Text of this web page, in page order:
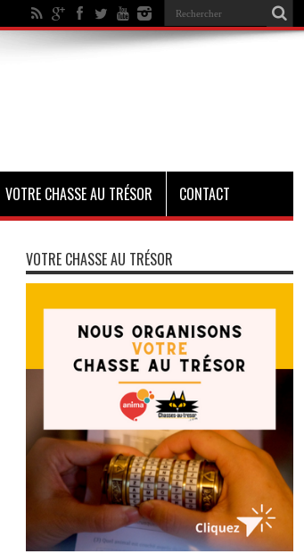
VOTRE CHASSE AU TRÉSOR CONTACT
VOTRE CHASSE AU TRÉSOR